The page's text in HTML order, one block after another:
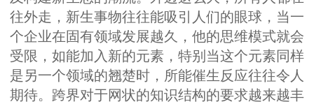
往外走，新生事物往往能吸引人们的眼球，当一
个企业在固有领域发展越久，他的思维模式就会
受限，如能加入新的元素，特别当这个元素同样
是另一个领域的翘楚时，所能催生反应往往令人
期待。跨界对于网状的知识结构的要求越来越丰